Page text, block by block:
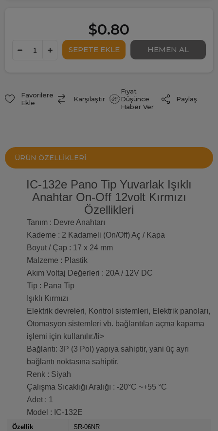
$0.80
Favorilere
Ekle
Karşılaştır
Fiyat
Düşünce
Haber Ver
Paylaş
ÜRÜN ÖZELLIKLERI
IC-132e Pano Tip Yuvarlak Işıklı
Anahtar On-Off 12volt Kırmızı
Özellikleri
Tanım : Devre Anahtarı
Kademe : 2 Kadameli (On/Off) Aç / Kapa
Boyut / Çap : 17 x 24 mm
Malzeme : Plastik
Akım Voltaj Değerleri : 20A / 12V DC
Tip : Pana Tip
Işıklı Kırmızı
Elektrik devreleri, Kontrol sistemleri, Elektrik panoları,
Otomasyon sistemleri vb. bağlantıları açma kapama
işlemi için kullanılır./li>
Bağlantı: 3P (3 Pol) yapıya sahiptir, yani üç ayrı
bağlantı noktasına sahiptir.
Renk : Siyah
Çalışma Sıcaklığı Aralığı : -20°C ~+55 °C
Adet : 1
Model : IC-132E
Özellik SR-06NR